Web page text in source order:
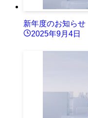
新年度のお知らせ
2025年9月4日